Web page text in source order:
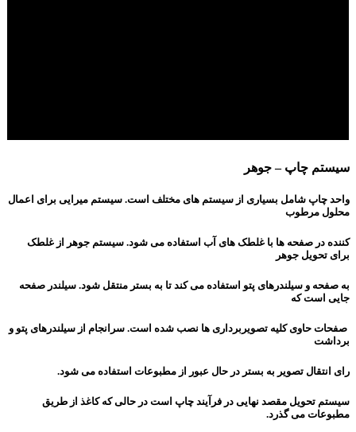
سیستم چاپ – جوهر
واحد چاپ شامل بسیاری از سیستم های مختلف است. سیستم میرایی برای اعمال
محلول مرطوب
کننده در صفحه ها با غلطک های آب استفاده می شود. سیستم جوهر از غلطک
برای تحویل جوهر
به صفحه و سیلندرهای پتو استفاده می کند تا به بستر منتقل شود. سیلندر صفحه
جایی است که
صفحات حاوی کلیه تصویربرداری ها نصب شده است. سرانجام از سیلندرهای پتو و
برداشت
رای انتقال تصویر به بستر در حال عبور از مطبوعات استفاده می شود.
سیستم تحویل مقصد نهایی در فرآیند چاپ است در حالی که کاغذ از طریق
مطبوعات می گذرد.